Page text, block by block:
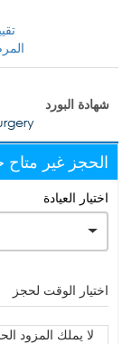
شهادة البورد
الحجز غير متاح
اختيار العيادة
اختيار الوقت لحجز
لا يملك المزود